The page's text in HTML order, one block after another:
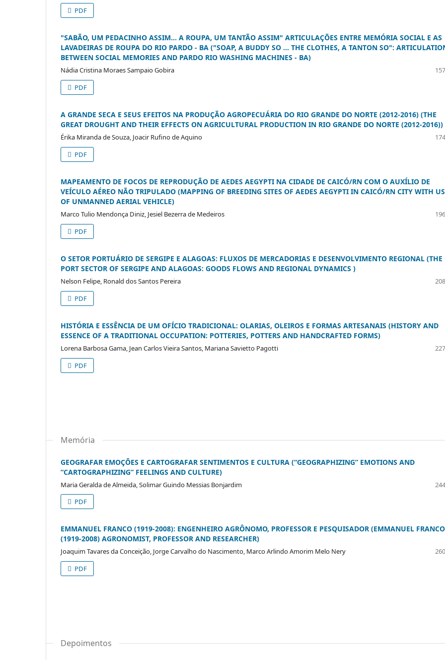
PDF
"SABÃO, UM PEDACINHO ASSIM... A ROUPA, UM TANTÃO ASSIM" ARTICULAÇÕES ENTRE MEMÓRIA SOCIAL E AS
LAVADEIRAS DE ROUPA DO RIO PARDO - BA ("SOAP, A BUDDY SO ... THE CLOTHES, A TANTON SO":
BETWEEN SOCIAL MEMORIES AND PARDO RIO WASHING MACHINES - BA)
Nádia Cristina Moraes Sampaio Gobira
PDF
A GRANDE SECA E SEUS EFEITOS NA PRODUÇÃO AGROPECUÁRIA DO RIO GRANDE DO NORTE (2012-2016) (THE
GREAT DROUGHT AND THEIR EFFECTS ON AGRICULTURAL PRODUCTION IN RIO GRANDE DO NORTE (2012-2016))
Érika Miranda de Souza, Joacir Rufino de Aquino
PDF
MAPEAMENTO DE FOCOS DE REPRODUÇÃO DE AEDES AEGYPTI NA CIDADE DE CAICÓ/RN COM O AUXÍLIO DE
VEÍCULO AÉREO NÃO TRIPULADO (MAPPING OF BREEDING SITES OF AEDES AEGYPTI IN CAICÓ/RN CITY WITH
OF UNMANNED AERIAL VEHICLE)
Marco Tulio Mendonça Diniz, Jesiel Bezerra de Medeiros
PDF
O SETOR PORTUÁRIO DE SERGIPE E ALAGOAS: FLUXOS DE MERCADORIAS E DESENVOLVIMENTO REGIONAL (THE
PORT SECTOR OF SERGIPE AND ALAGOAS: GOODS FLOWS AND REGIONAL DYNAMICS )
Nelson Felipe, Ronald dos Santos Pereira
PDF
HISTÓRIA E ESSÊNCIA DE UM OFÍCIO TRADICIONAL: OLARIAS, OLEIROS E FORMAS ARTESANAIS (HISTORY AND
ESSENCE OF A TRADITIONAL OCCUPATION: POTTERIES, POTTERS AND HANDCRAFTED FORMS)
Lorena Barbosa Gama, Jean Carlos Vieira Santos, Mariana Savietto Pagotti
PDF
Memória
GEOGRAFAR EMOÇÕES E CARTOGRAFAR SENTIMENTOS E CULTURA (“GEOGRAPHIZING” EMOTIONS AND
“CARTOGRAPHIZING” FEELINGS AND CULTURE)
Maria Geralda de Almeida, Solimar Guindo Messias Bonjardim
PDF
EMMANUEL FRANCO (1919-2008): ENGENHEIRO AGRÔNOMO, PROFESSOR E PESQUISADOR (EMMANUEL FRANCO
(1919-2008) AGRONOMIST, PROFESSOR AND RESEARCHER)
Joaquim Tavares da Conceição, Jorge Carvalho do Nascimento, Marco Arlindo Amorim Melo Nery
PDF
Depoimentos